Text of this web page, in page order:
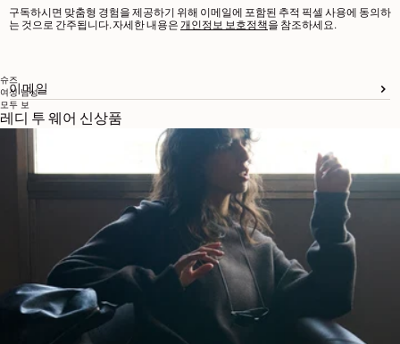
슈즈
여성 남성
모두 보
레디 투 웨어 신상품
구독하시면 맞춤형 경험을 제공하기 위해 이메일에 포함된 추적 픽셀 사용에 동의하
는 것으로 간주됩니다. 자세한 내용은 개인정보 보호정책을 참조하세요.
이메일